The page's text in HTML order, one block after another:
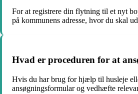
For at registrere din flytning til et nyt
på kommunens adresse, hvor du skal
Hvad er proceduren for at
Hvis du har brug for hjælp til husleje
ansøgningsformular og vedhæfte